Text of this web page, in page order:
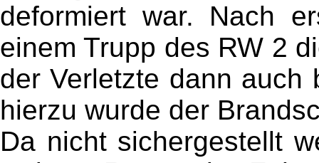
deformiert war. Nach
einem Trupp des RW 2
der Verletzte dann auch
hierzu wurde der
Da nicht sichergestellt